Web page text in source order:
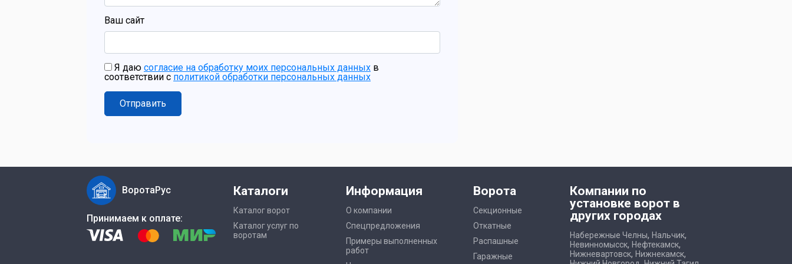
промышленные
Ваш сайт
Я даю согласие на обработку моих персональных данных в
соответствии с политикой обработки персональных данных
Отправить
ВоротаРус
Принимаем к оплате:
Каталоги
Каталог ворот
Каталог услуг по
воротам
Информация
О компании
Спецпредложения
Примеры выполненных
работ
Ворота
Секционные
Откатные
Распашные
Гаражные
Компании по
установке ворот в
других городах
Набережные Челны, Нальчик,
Невинномысск, Нефтекамск,
Нижневартовск, Нижнекамск,